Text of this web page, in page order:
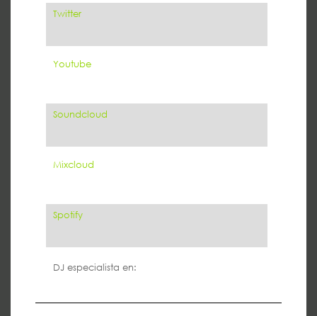
Twitter
Youtube
Soundcloud
Mixcloud
Spotify
DJ especialista en: